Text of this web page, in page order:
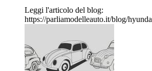
Leggi l'articolo del blog:
https://parliamodelleauto.it/blog/